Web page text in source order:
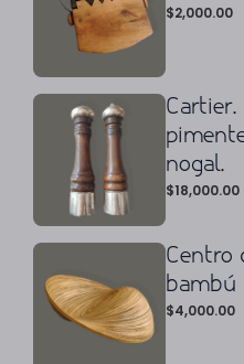
$2,000.00
Cartier.
nogal.
$18,000.00
Centro
bambú
$4,000.00